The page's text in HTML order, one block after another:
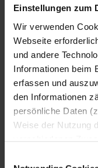
Einstellungen zum
Wir verwenden
Webseite
und andere
Informationen beim
erfassen und
den Informationen
persönliche Daten
Weise der Nutzung
verschiedenen
Haptik und die
Armlehn-
egal ob beim
Zusammensitzen.
Im Kontrast zum
Stativgestell aus
Schalenstuhl eine
stilvollerArmlehn-
in moderne Wohn-